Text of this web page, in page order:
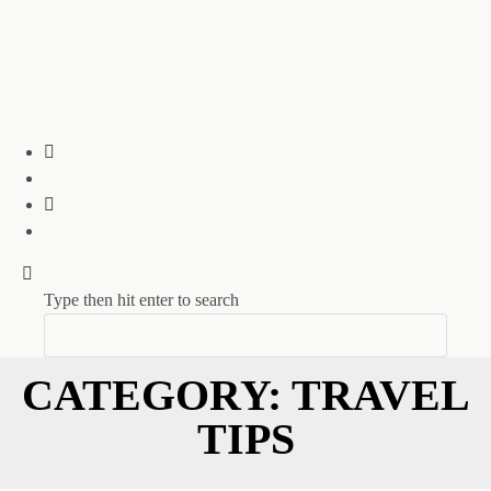
Type then hit enter to search
CATEGORY: TRAVEL
TIPS